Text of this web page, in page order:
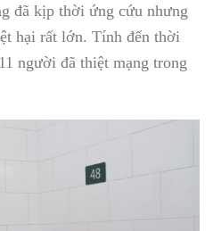
đã kịp thời ứng cứu nhưng
hại rất lớn. Tính đến thời
người đã thiệt mạng trong